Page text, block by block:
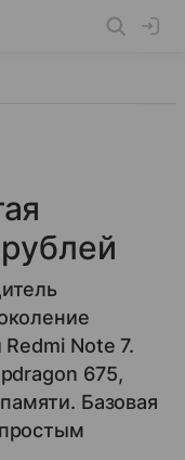
Note 7.
675,
Базовая